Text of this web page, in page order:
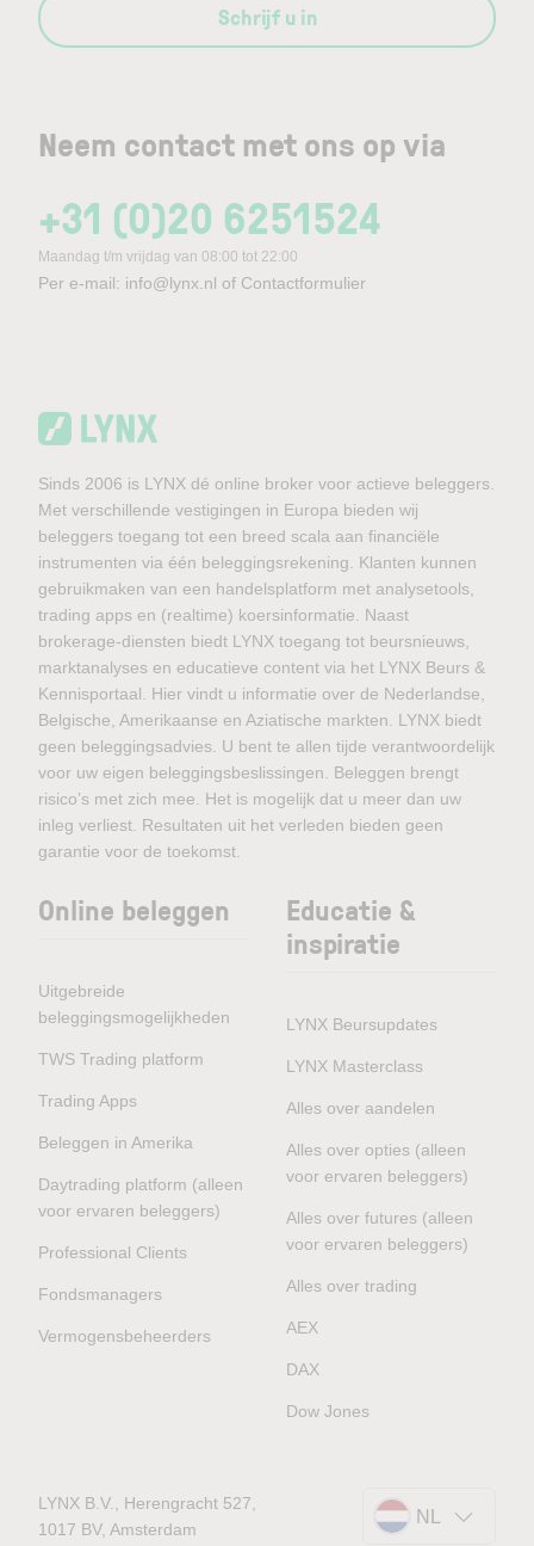
Neem contact met ons op via
+31 (0)20 6251524
Maandag t/m vrijdag van 08:00 tot 22:00
Per e-mail: info@lynx.nl of Contactformulier
Schrijf u in
Sinds 2006 is LYNX dé online broker voor actieve beleggers.
Met verschillende vestigingen in Europa bieden wij
beleggers toegang tot een breed scala aan financiële
instrumenten via één beleggingsrekening. Klanten kunnen
gebruikmaken van een handelsplatform met analysetools,
trading apps en (realtime) koersinformatie. Naast
brokerage-diensten biedt LYNX toegang tot beursnieuws,
marktanalyses en educatieve content via het LYNX Beurs &
Kennisportaal. Hier vindt u informatie over de Nederlandse,
Belgische, Amerikaanse en Aziatische markten. LYNX biedt
geen beleggingsadvies. U bent te allen tijde verantwoordelijk
voor uw eigen beleggingsbeslissingen. Beleggen brengt
risico’s met zich mee. Het is mogelijk dat u meer dan uw
inleg verliest. Resultaten uit het verleden bieden geen
garantie voor de toekomst.
Online beleggen
Uitgebreide
beleggingsmogelijkheden
TWS Trading platform
Trading Apps
Beleggen in Amerika
Daytrading platform (alleen
voor ervaren beleggers)
Professional Clients
Fondsmanagers
Vermogensbeheerders
Educatie &
inspiratie
LYNX Beursupdates
LYNX Masterclass
Alles over aandelen
Alles over opties (alleen
voor ervaren beleggers)
Alles over futures (alleen
voor ervaren beleggers)
Alles over trading
AEX
DAX
Dow Jones
LYNX B.V., Herengracht 527,
1017 BV, Amsterdam
NL